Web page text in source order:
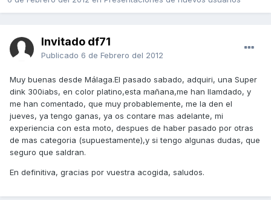
Invitado df71
Publicado 6 de Febrero del 2012
Muy buenas desde Málaga.El pasado sabado, adquiri, una Super
dink 300iabs, en color platino,esta mañana,me han llamdado, y
me han comentado, que muy probablemente, me la den el
jueves, ya tengo ganas, ya os contare mas adelante, mi
experiencia con esta moto, despues de haber pasado por otras
de mas categoria (supuestamente),y si tengo algunas dudas, que
seguro que saldran.
En definitiva, gracias por vuestra acogida, saludos.